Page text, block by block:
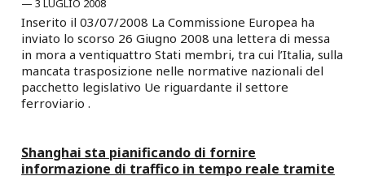
3 LUGLIO 2008
Inserito il 03/07/2008 La Commissione Europea ha
inviato lo scorso 26 Giugno 2008 una lettera di messa
in mora a ventiquattro Stati membri, tra cui l’Italia, sulla
mancata trasposizione nelle normative nazionali del
pacchetto legislativo Ue riguardante il settore
ferroviario .
Shanghai sta pianificando di fornire
informazione di traffico in tempo reale tramite